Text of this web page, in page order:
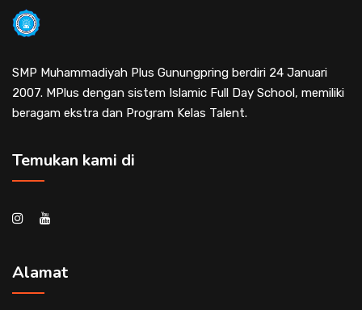
SMP Muhammadiyah Plus Gunungpring berdiri 24 Januari
2007. MPlus dengan sistem Islamic Full Day School, memiliki
beragam ekstra dan Program Kelas Talent.
Temukan kami di
Alamat